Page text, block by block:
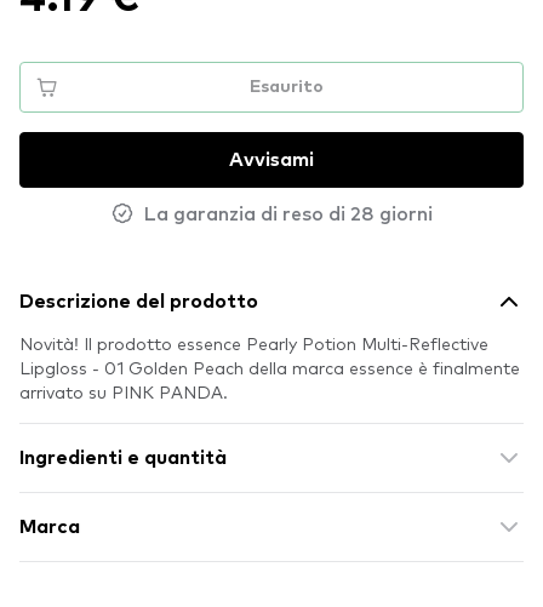
Esaurito
Avvisami
La garanzia di reso di 28 giorni
Descrizione del prodotto
Novità! Il prodotto essence Pearly Potion Multi-Reflective
Lipgloss - 01 Golden Peach della marca essence è finalmente
arrivato su PINK PANDA.
Ingredienti e quantità
Marca